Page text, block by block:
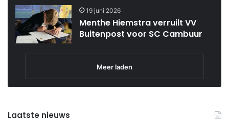
19 juni 2026
Menthe Hiemstra verruilt VV
Buitenpost voor SC Cambuur
Meer laden
Laatste nieuws